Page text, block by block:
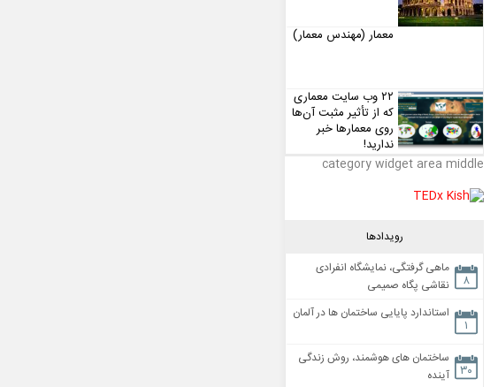
معمار (مهندس معمار)
۲۲ وب سایت معماری
که از تأثیر مثبت آن‌ها
روی معمارها خبر
ندارید!
category widget area middle
رویدادها
۸
ماهی گرفتگی، نمایشگاه انفرادی
نقاشی پگاه صمیمی
۱
استاندارد پایایی ساختمان ها در آلمان
۳۰
ساختمان های هوشمند، روش زندگی
آینده